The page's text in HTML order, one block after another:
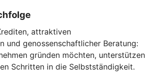
attraktiven
und genossenschaftlicher Beratung:
gründen möchten, unterstützen
Schritten in die Selbstständigkeit.